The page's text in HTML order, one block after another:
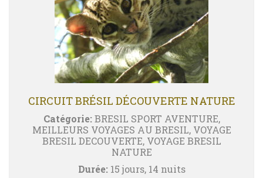
CIRCUIT BRÉSIL DÉCOUVERTE NATURE
Catégorie:BRESIL SPORT AVENTURE,
MEILLEURS VOYAGES AU BRESIL, VOYAGE
BRESIL DECOUVERTE, VOYAGE BRESIL
NATURE
Durée:15 jours, 14 nuits